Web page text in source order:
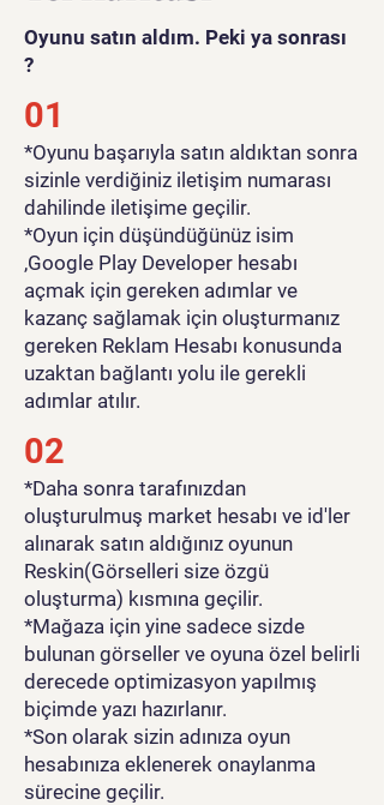
Oyunu satın aldım. Peki ya sonrası
?
01
*Oyunu başarıyla satın aldıktan sonra
sizinle verdiğiniz iletişim numarası
dahilinde iletişime geçilir.
*Oyun için düşündüğünüz isim
,Google Play Developer hesabı
açmak için gereken adımlar ve
kazanç sağlamak için oluşturmanız
gereken Reklam Hesabı konusunda
uzaktan bağlantı yolu ile gerekli
adımlar atılır.
02
*Daha sonra tarafınızdan
oluşturulmuş market hesabı ve id'ler
alınarak satın aldığınız oyunun
Reskin(Görselleri size özgü
oluşturma) kısmına geçilir.
*Mağaza için yine sadece sizde
bulunan görseller ve oyuna özel belirli
derecede optimizasyon yapılmış
biçimde yazı hazırlanır.
*Son olarak sizin adınıza oyun
hesabınıza eklenerek onaylanma
sürecine geçilir.